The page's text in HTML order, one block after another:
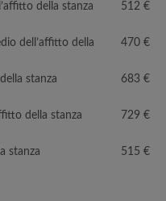
della stanza 512 €
dell’affitto della
470 €
stanza 683 €
della stanza 729 €
stanza 515 €